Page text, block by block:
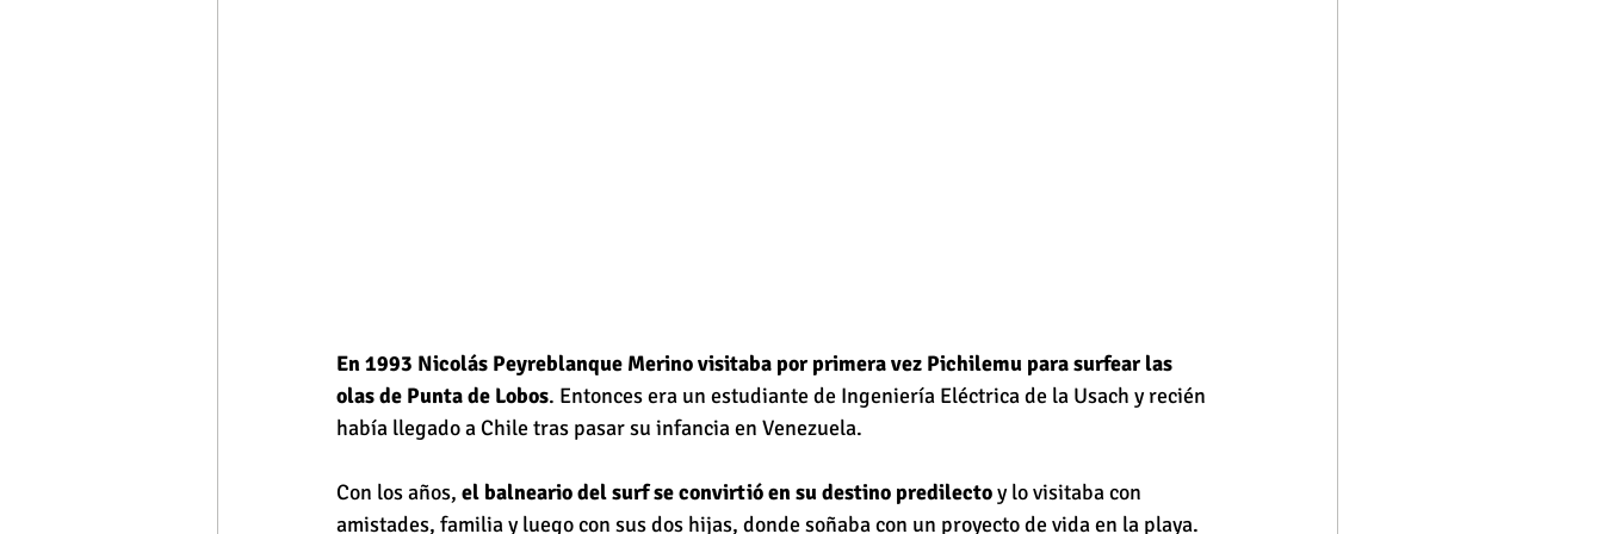
En 1993 Nicolás Peyreblanque Merino visitaba por primera vez Pichilemu para surfear las
olas de Punta de Lobos. Entonces era un estudiante de Ingeniería Eléctrica de la Usach y recién
había llegado a Chile tras pasar su infancia en Venezuela.
Con los años, el balneario del surf se convirtió en su destino predilecto y lo visitaba con
amistades, familia y luego con sus dos hijas, donde soñaba con un proyecto de vida en la playa.